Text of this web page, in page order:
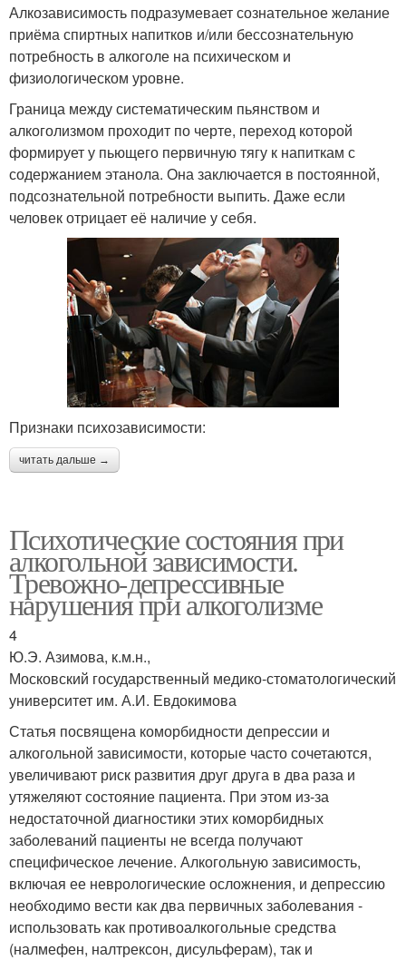
Алкозависимость подразумевает сознательное желание
приёма спиртных напитков и/или бессознательную
потребность в алкоголе на психическом и
физиологическом уровне.
Граница между систематическим пьянством и
алкоголизмом проходит по черте, переход которой
формирует у пьющего первичную тягу к напиткам с
содержанием этанола. Она заключается в постоянной,
подсознательной потребности выпить. Даже если
человек отрицает её наличие у себя.
Признаки психозависимости:
читать дальше →
Психотические состояния при
алкогольной зависимости.
Тревожно-депрессивные
нарушения при алкоголизме
4
Ю.Э. Азимова, к.м.н.,
Московский государственный медико-стоматологический
университет им. А.И. Евдокимова
Статья посвящена коморбидности депрессии и
алкогольной зависимости, которые часто сочетаются,
увеличивают риск развития друг друга в два раза и
утяжеляют состояние пациента. При этом из-за
недостаточной диагностики этих коморбидных
заболеваний пациенты не всегда получают
специфическое лечение. Алкогольную зависимость,
включая ее неврологические осложнения, и депрессию
необходимо вести как два первичных заболевания -
использовать как противоалкогольные средства
(налмефен, налтрексон, дисульферам), так и